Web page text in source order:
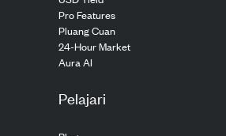
Pro Features
Pluang Cuan
24-Hour Market
Aura AI
Pelajari